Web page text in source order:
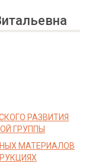
РАЗВИТИЯ
ГРУППЫ
МАТЕРИАЛОВ